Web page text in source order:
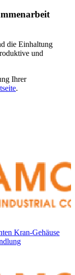
die Einhaltung
und
Ihrer
.
Kran-Gehäuse